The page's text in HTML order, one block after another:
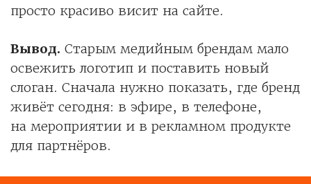
просто красиво висит на сайте.
Вывод. Старым медийным брендам мало
освежить логотип и поставить новый
слоган. Сначала нужно показать, где бренд
живёт сегодня: в эфире, в телефоне,
на мероприятии и в рекламном продукте
для партнёров.